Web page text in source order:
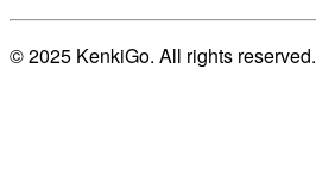
© 2025 KenkiGo. All rights reserved.